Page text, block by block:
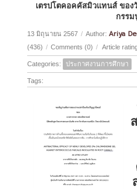
เตรปโตคอคคัสมิวแทนส์ ขอ
กรร
13 มิถุนายน 2567 / Author: Ariya
(436) / Comments (0) / Article
Categories: ประกาศงานการศึกษา
Tags: